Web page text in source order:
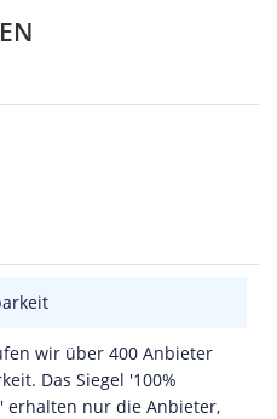
wir über 400 Anbieter
Das Siegel '100%
erhalten nur die Anbieter,